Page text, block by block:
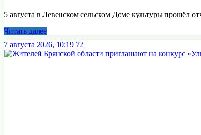
5 августа в Левенском сельском Доме культуры прошёл
Читать далее
7 августа 2026, 10:19 72